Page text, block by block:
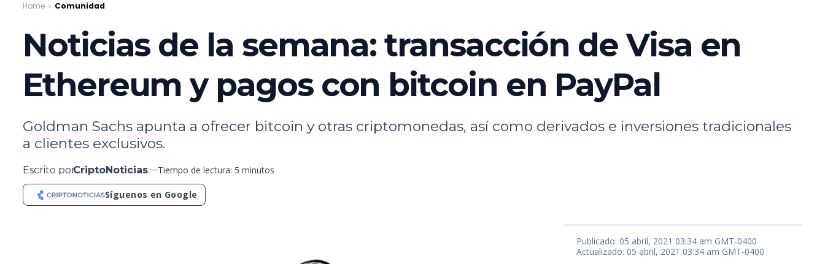
Home Comunidad
Noticias de la semana: transacción de Visa en
Ethereum y pagos con bitcoin en PayPal
Goldman Sachs apunta a ofrecer bitcoin y otras criptomonedas, así como derivados e inversiones tradicionales
a clientes exclusivos.
Escrito porCriptoNoticias. Tiempo de lectura: 5 minutos
Síguenos en Google
Publicado: 05 abril, 2021 03:34 am GMT-0400
Actualizado: 05 abril, 2021 03:34 am GMT-0400